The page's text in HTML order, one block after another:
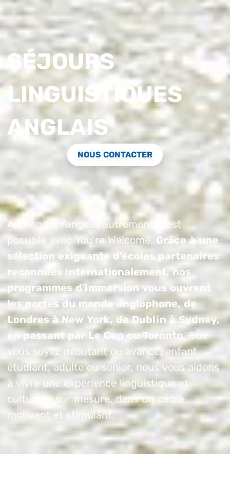
SÉJOURS
LINGUISTIQUES
ANGLAIS
NOUS CONTACTER
Apprendre l’anglais autrement, c’est
possible avec You’re Welcome. Grâce à une
sélection exigeante d’écoles partenaires
reconnues internationalement,nos
programmes d’immersion vous ouvrent
les portes du monde anglophone, de
Londres à New York, de Dublin à Sydney,
en passant par Le Cap ou Toronto. Que
vous soyez débutant ou avancé, enfant,
étudiant, adulte ou senior, nous vous aidons
à vivre une expérience linguistique et
culturelle sur mesure, dans un cadre
motivant et stimulant.